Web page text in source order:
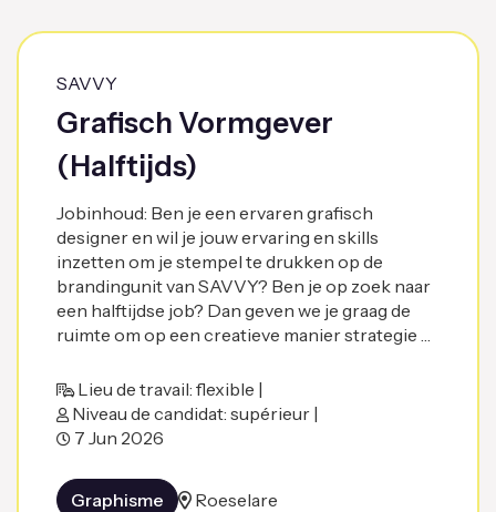
SAVVY
Grafisch Vormgever
(Halftijds)
Jobinhoud: Ben je een ervaren grafisch
designer en wil je jouw ervaring en skills
inzetten om je stempel te drukken op de
brandingunit van SAVVY? Ben je op zoek naar
een halftijdse job? Dan geven we je graag de
ruimte om op een creatieve manier strategie …
Lieu de travail: flexible |
Niveau de candidat: supérieur |
7 Jun 2026
Graphisme Roeselare